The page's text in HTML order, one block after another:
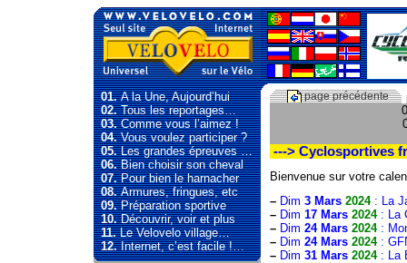
01.A la Une, Aujourd’hui
02.Tous les reportages…
03.Comme vous l’aimez !
04.Vous voulez participer ?
05.Les grandes épreuves …
06.Bien choisir son cheval
07.Pour bien le harnacher
08.Armures, fringues, etc
09.Préparation sportive
10.Découvrir, voir et plus
11.Le Velovelo village…
12.Internet, c’est facile !…
page précédente
---> Cyclosportives
Bienvenue sur votre
– Dim 3 Mars 2024: La
– Dim 17 Mars 2024: La
– Dim 24 Mars 2024:
– Dim 24 Mars 2024:
– Dim 31 Mars 2024: La